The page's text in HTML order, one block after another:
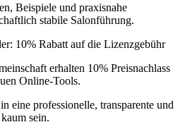
Beispiele und praxisnahe
stabile Salonführung.
10% Rabatt auf die Lizenzgebühr
erhalten 10% Preisnachlass
Online-Tools.
eine professionelle, transparente und
sein.